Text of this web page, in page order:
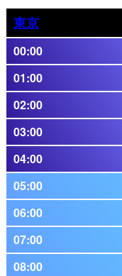
東京
00:00
01:00
02:00
03:00
04:00
05:00
06:00
07:00
08:00